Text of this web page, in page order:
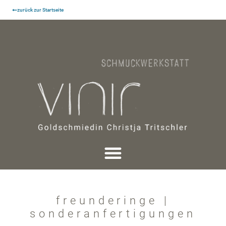
zurück zur Startseite
freunderinge |
sonderanfertigungen